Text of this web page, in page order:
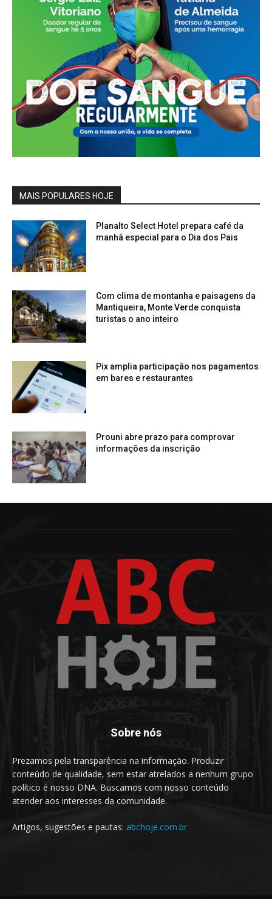
MAIS POPULARES HOJE
Planalto Select Hotel prepara café da
manhã especial para o Dia dos Pais
Com clima de montanha e paisagens da
Mantiqueira, Monte Verde conquista
turistas o ano inteiro
Pix amplia participação nos pagamentos
em bares e restaurantes
Prouni abre prazo para comprovar
informações da inscrição
Sobre nós
Prezamos pela transparência na informação. Produzir
conteúdo de qualidade, sem estar atrelados a nenhum grupo
político é nosso DNA. Buscamos com nosso conteúdo
atender aos interesses da comunidade.
Artigos, sugestões e pautas: abchoje.com.br